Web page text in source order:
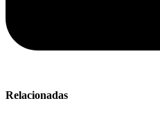
Relacionadas